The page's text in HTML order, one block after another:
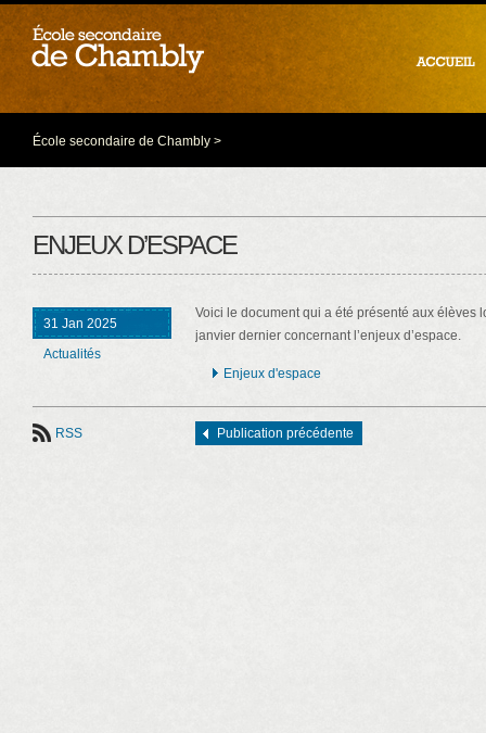
École secondaire de Chambly >
ENJEUX D’ESPACE
31 Jan 2025
Actualités
Voici le document qui a été présenté aux élèves
janvier dernier concernant l’enjeux d’espace.
Enjeux d'espace
RSS Publication précédente